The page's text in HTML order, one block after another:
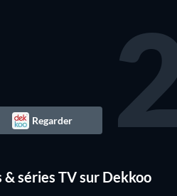
Regarder 2
& séries TV sur Dekkoo